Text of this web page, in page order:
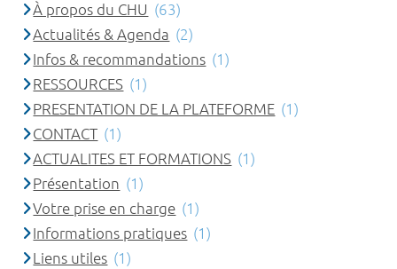
À propos du CHU (63)
Actualités & Agenda (2)
Infos & recommandations (1)
RESSOURCES (1)
PRESENTATION DE LA PLATEFORME (1)
CONTACT (1)
ACTUALITES ET FORMATIONS (1)
Présentation (1)
Votre prise en charge (1)
Informations pratiques (1)
Liens utiles (1)